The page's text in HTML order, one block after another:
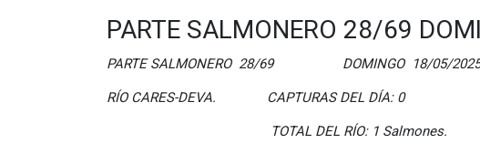
PARTE SALMONERO 28/69
PARTE SALMONERO 28/69 DOMINGO 18/05/2025
RÍO CARES-DEVA. CAPTURAS DEL DÍA: 0
TOTAL DEL RÍO: 1 Salmones.